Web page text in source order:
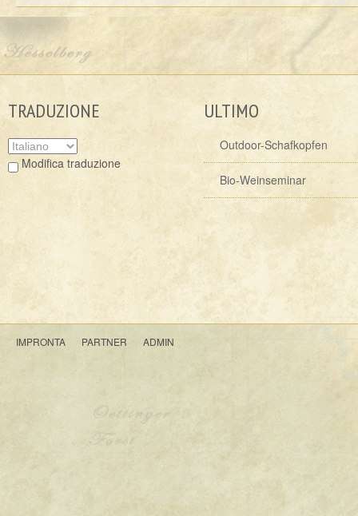
TRADUZIONE
Modifica traduzione
ULTIMO
Outdoor-Schafkopfen
Bio-Weinseminar
IMPRONTA PARTNER ADMIN